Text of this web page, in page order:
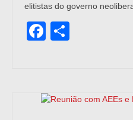
elitistas do governo
Facebook